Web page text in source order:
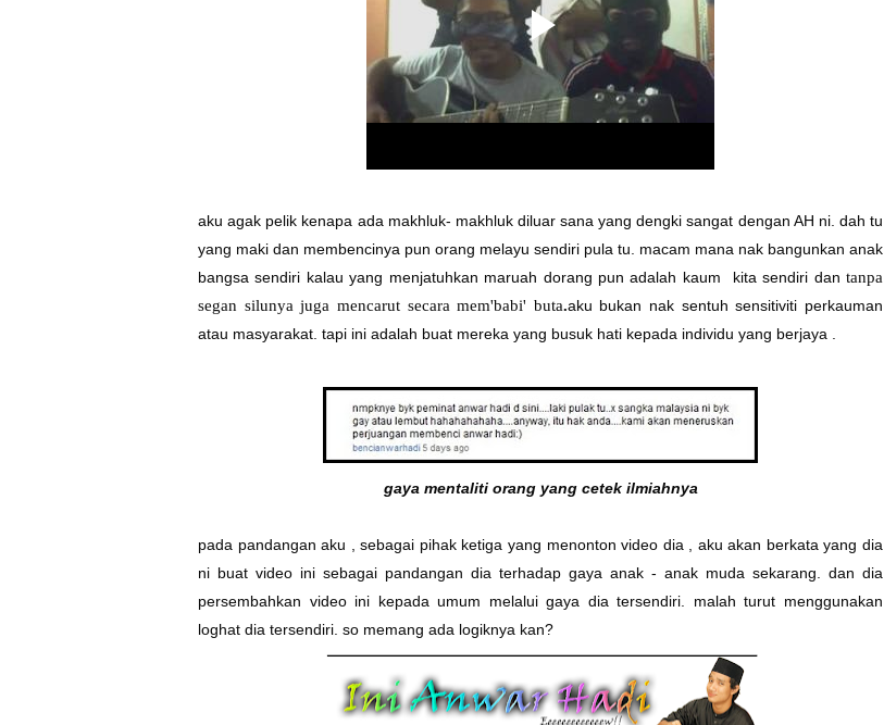
aku agak pelik kenapa ada makhluk- makhluk diluar sana yang dengki sangat dengan AH ni. dah tu
yang maki dan membencinya pun orang melayu sendiri pula tu. macam mana nak bangunkan anak
bangsa sendiri kalau yang menjatuhkan maruah dorang pun adalah kaum kita sendiri dan tanpa
segan silunya juga mencarut secara mem'babi' buta.aku bukan nak sentuh sensitiviti perkauman
atau masyarakat. tapi ini adalah buat mereka yang busuk hati kepada individu yang berjaya .
gaya mentaliti orang yang cetek ilmiahnya
pada pandangan aku , sebagai pihak ketiga yang menonton video dia , aku akan berkata yang dia
ni buat video ini sebagai pandangan dia terhadap gaya anak - anak muda sekarang. dan dia
persembahkan video ini kepada umum melalui gaya dia tersendiri. malah turut menggunakan
loghat dia tersendiri. so memang ada logiknya kan?